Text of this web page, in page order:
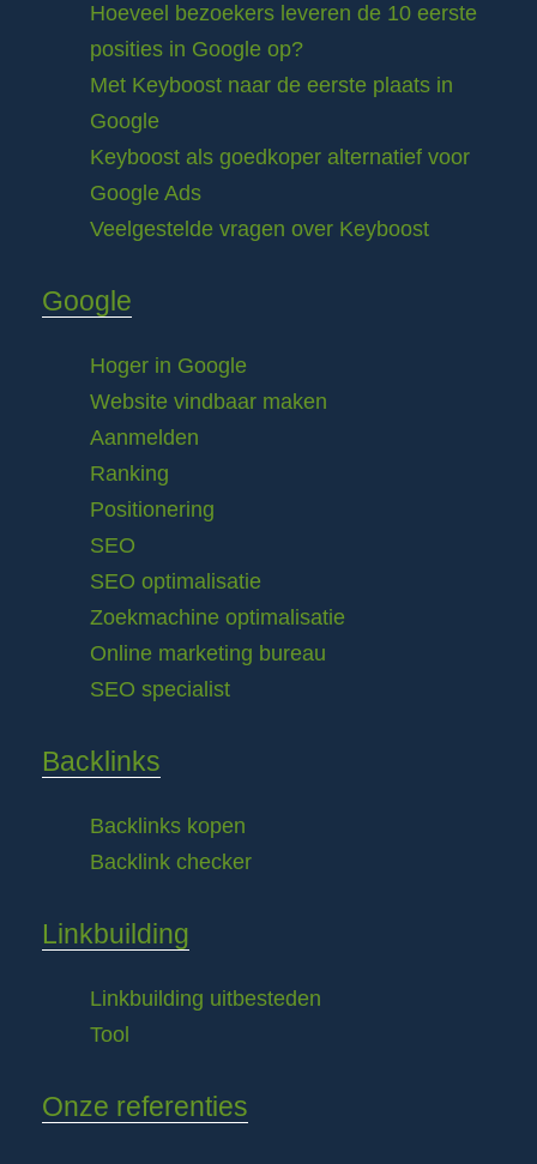
Hoeveel bezoekers leveren de 10 eerste
posities in Google op?
Met Keyboost naar de eerste plaats in
Google
Keyboost als goedkoper alternatief voor
Google Ads
Veelgestelde vragen over Keyboost
Google
Hoger in Google
Website vindbaar maken
Aanmelden
Ranking
Positionering
SEO
SEO optimalisatie
Zoekmachine optimalisatie
Online marketing bureau
SEO specialist
Backlinks
Backlinks kopen
Backlink checker
Linkbuilding
Linkbuilding uitbesteden
Tool
Onze referenties